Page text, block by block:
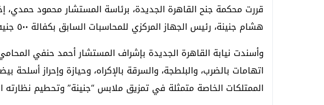
قررت محكمة جنح القاهرة الجديدة، برئاسة المستشار محمود حمدي،
هشام جنينة، رئيس الجهاز المركزي للمحاسبات السابق بكفالة ٥٠٠ جنيه كل منهم.
وأسندت نيابة القاهرة الجديدة بإشراف المستشار أحمد حنفي المحامي
اتهامات بالضرب، والبلطجة، والسرقة بالإكراه، وحيازة وإحراز
الممتلكات الخاصة متمثلة في تمزيق ملابس “جنينة” وتحطيم نظارته